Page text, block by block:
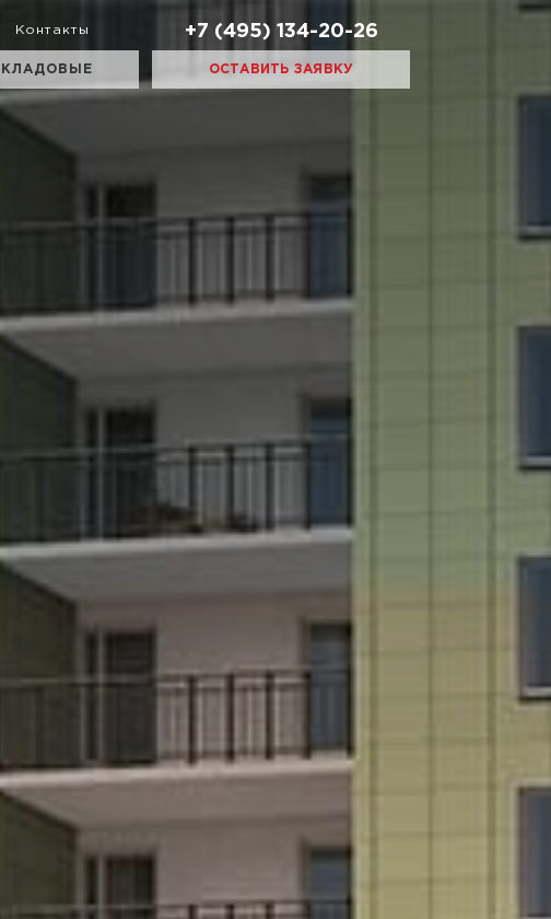
Контакты
КЛАДОВЫЕ
+7 (495) 134-20-26
ОСТАВИТЬ ЗАЯВКУ